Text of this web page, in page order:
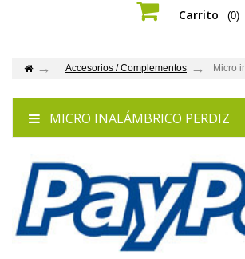
Carrito (0)
Accesorios / Complementos Micro
MICRO INALÁMBRICO PERDIZ